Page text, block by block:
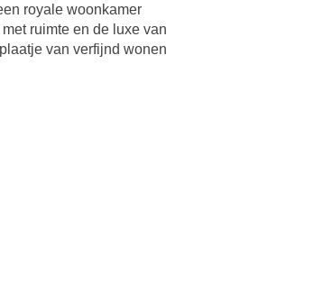
royale woonkamer
ruimte en de luxe van
van verfijnd wonen